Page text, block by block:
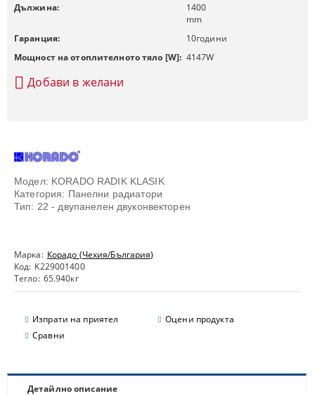
Модел: KORADO RADIK KLASIK
Категория: Панелни радиатори
Тип: 22 - двупанелен двуконвекторен
Марка: Корадо (Чехия/България)
Код: K229001400
Тегло: 65.940кг
Изпрати на приятел
Оцени продукта
Сравни
Дължина:
1400
mm
Гаранция:
10години
Мощност на отоплителното тяло [W]: 4147W
Добави в желани
Детайлно описание